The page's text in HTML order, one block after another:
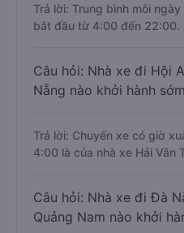
Trả lời: Trung bình mỗi
bắt đầu từ 4:00 đến 22:00.
Câu hỏi: Nhà xe đi Hội
Nẵng nào khởi hành
Trả lời: Chuyến xe có giờ
4:00 là của nhà xe Hải Vân
Câu hỏi: Nhà xe đi Đà
Quảng Nam nào khởi